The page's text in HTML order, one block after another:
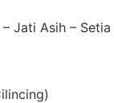
Jati Asih – Setia